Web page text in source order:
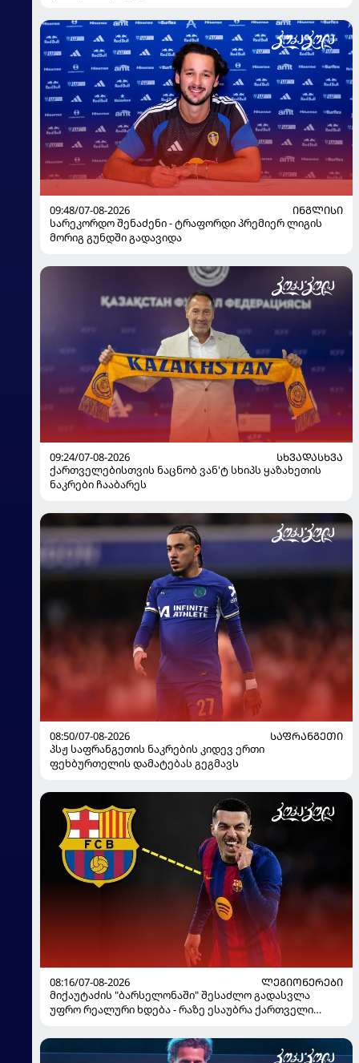
09:48/07-08-2026
ᲘᲜᲒᲚᲘᲡᲘ
სარეკორდო შენაძენი - ტრაფორდი პრემიერ ლიგის
მორიგ გუნდში გადავიდა
09:24/07-08-2026
ᲡᲮᲕᲐᲓᲐᲡᲮᲕᲐ
ქართველებისთვის ნაცნობ ვან'ტ სხიპს ყაზახეთის
ნაკრები ჩააბარეს
08:50/07-08-2026
ᲡᲐᲤᲠᲐᲜᲒᲔᲗᲘ
პსჟ საფრანგეთის ნაკრების კიდევ ერთი
ფეხბურთელის დამატებას გეგმავს
08:16/07-08-2026
ᲚᲔᲒᲘᲝᲜᲔᲠᲔᲑᲘ
მიქაუტაძის "ბარსელონაში" შესაძლო გადასვლა
უფრო რეალური ხდება - რაზე ესაუბრა ქართველი